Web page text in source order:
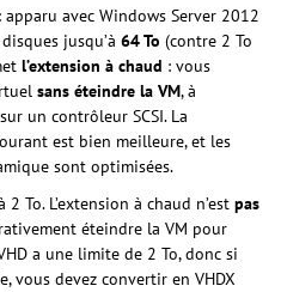
: apparu avec Windows Server 2012
jusqu’à 64 To (contre 2 To
l’extension à chaud : vous
sans éteindre la VM, à
un contrôleur SCSI. La
est bien meilleure, et les
sont optimisées.
2 To. L’extension à chaud n’est pas
éteindre la VM pour
a une limite de 2 To, donc si
vous devez convertir en VHDX